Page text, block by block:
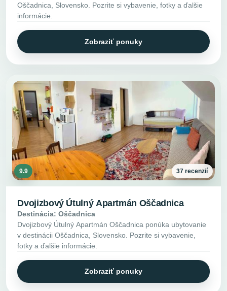
Oščadnica, Slovensko. Pozrite si vybavenie, fotky a ďalšie
informácie.
Zobraziť ponuky
9.9 37 recenzií
Dvojizbový Útulný Apartmán Oščadnica
Destinácia: Oščadnica
Dvojizbový Útulný Apartmán Oščadnica ponúka ubytovanie
v destinácii Oščadnica, Slovensko. Pozrite si vybavenie,
fotky a ďalšie informácie.
Zobraziť ponuky